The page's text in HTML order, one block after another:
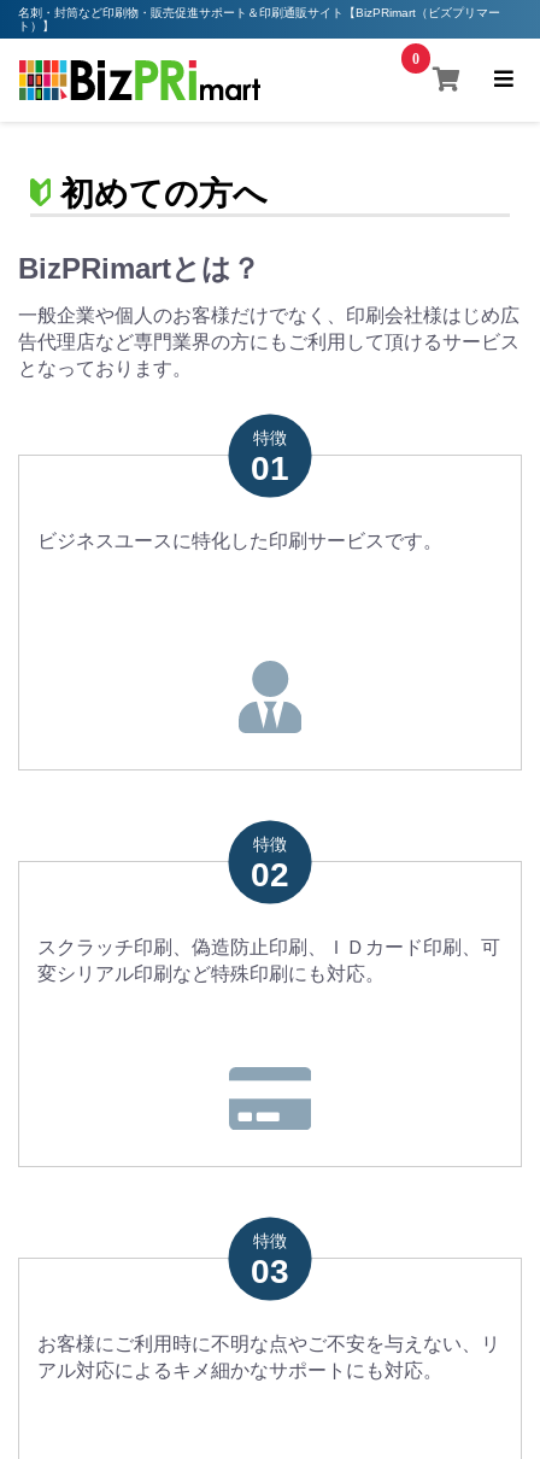
名刺・封筒など印刷物・販売促進サポート＆印刷通販サイト【BizPRimart（ビズプリマー
ト）】
0
初めての方へ
BizPRimartとは？
一般企業や個人のお客様だけでなく、印刷会社様はじめ広
告代理店など専門業界の方にもご利用して頂けるサービス
となっております。
特徴
01
ビジネスユースに特化した印刷サービスです。
特徴
02
スクラッチ印刷、偽造防止印刷、ＩＤカード印刷、可
変シリアル印刷など特殊印刷にも対応。
特徴
03
お客様にご利用時に不明な点やご不安を与えない、リ
アル対応によるキメ細かなサポートにも対応。